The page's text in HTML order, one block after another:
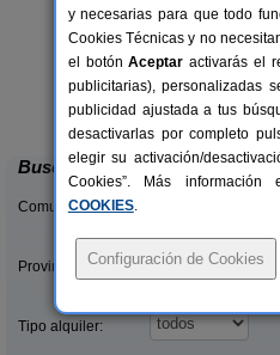
Rural Las
Valdelaguna
Buscar
Comunidades:
Provincias/Islas:
Tipo alquiler:
y necesarias para que todo
Cookies Técnicas y no
el botónAceptar activarás el
publicitarias), personalizadas
publicidad ajustada a tus
desactivarlas por completo
elegir su activación/
Cookies”. Más información
COOKIES.